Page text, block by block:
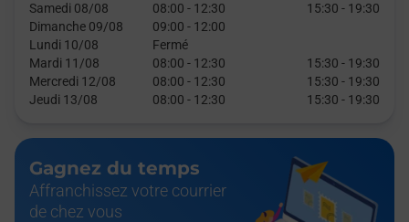
Samedi 08/08
08:00 - 12:30 15:30 - 19:30
Dimanche 09/08
09:00 - 12:00
Lundi 10/08
Fermé
Mardi 11/08
08:00 - 12:30 15:30 - 19:30
Mercredi 12/08
08:00 - 12:30 15:30 - 19:30
Jeudi 13/08
08:00 - 12:30 15:30 - 19:30
Gagnez du temps
Affranchissez votre courrier
de chez vous